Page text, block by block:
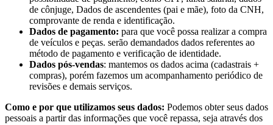
de cônjuge, Dados de ascendentes (pai e mãe), foto da CNH,
comprovante de renda e identificação.
Dados de pagamento: para que você possa realizar a compra
de veículos e peças. serão demandados dados referentes ao
método de pagamento e verificação de identidade.
Dados pós-vendas: mantemos os dados acima (cadastrais +
compras), porém fazemos um acompanhamento periódico de
revisões e demais serviços.
Como e por que utilizamos seus dados: Podemos obter seus dados
pessoais a partir das informações que você repassa, seja através dos